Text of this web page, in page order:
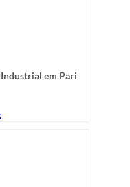
em Pari